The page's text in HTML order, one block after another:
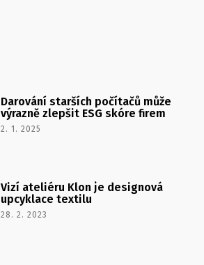
Darování starších počítačů může
výrazně zlepšit ESG skóre firem
2. 1. 2025
Vizí ateliéru Klon je designová
upcyklace textilu
28. 2. 2023